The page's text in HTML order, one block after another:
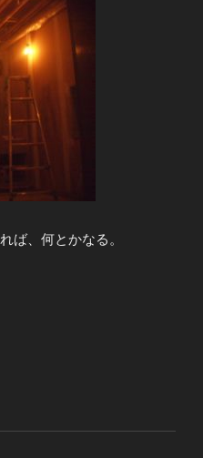
ば、何とかなる。